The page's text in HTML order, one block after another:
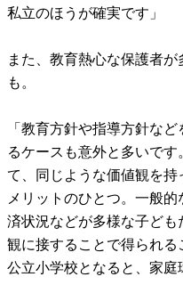
私立のほうが確実です」
また、教育熱心な保護者
も。
「教育方針や指導方針な
るケースも意外と多いで
て、同じような価値観を
メリットのひとつ。一般
済状況などが多様な子ど
観に接することで得られ
公立小学校となると、家庭